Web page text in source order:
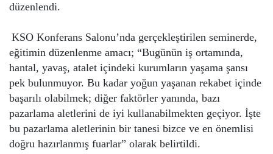
düzenlendi.
KSO Konferans Salonu’nda gerçekleştirilen seminerde,
eğitimin düzenlenme amacı; “Bugünün iş ortamında,
hantal, yavaş, atalet içindeki kurumların yaşama şansı
pek bulunmuyor. Bu kadar yoğun yaşanan rekabet içinde
başarılı olabilmek; diğer faktörler yanında, bazı
pazarlama aletlerini de iyi kullanabilmekten geçiyor. İşte
bu pazarlama aletlerinin bir tanesi bizce ve en önemlisi
doğru hazırlanmış fuarlar” olarak belirtildi.